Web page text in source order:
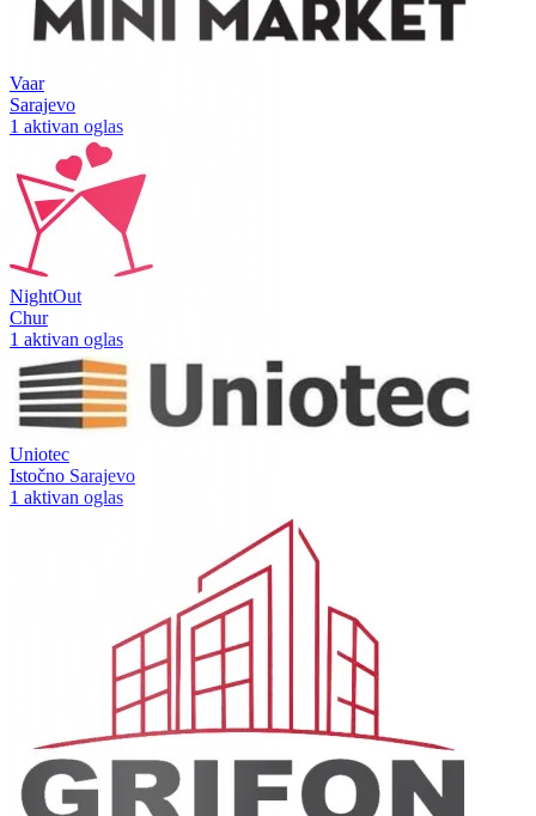
Vaar
Sarajevo
1 aktivan oglas
NightOut
Chur
1 aktivan oglas
Uniotec
Istočno Sarajevo
1 aktivan oglas